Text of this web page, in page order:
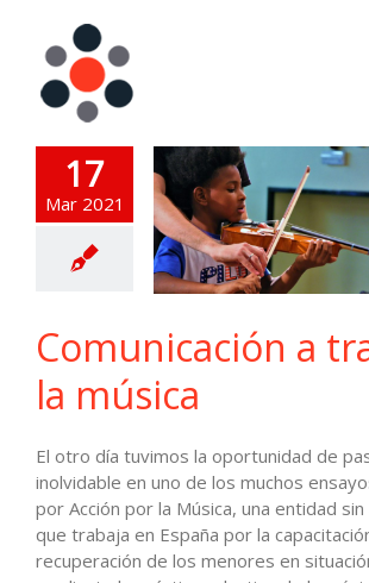
17
Mar 2021
Comunicación a
la música
El otro día tuvimos la oportunidad de
inolvidable en uno de los muchos
por Acción por la Música, una entidad
que trabaja en España por la
recuperación de los menores en